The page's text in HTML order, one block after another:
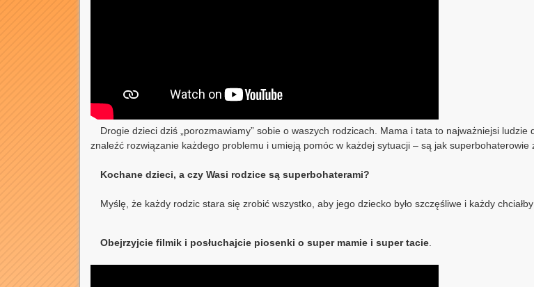
Drogie dzieci dziś „porozmawiamy” sobie o waszych rodzicach. Mama i tata to najważniejsi
znaleźć rozwiązanie każdego problemu i umieją pomóc w każdej sytuacji – są jak superbohaterowie
Kochane dzieci, a czy Wasi rodzice są superbohaterami?
Myślę, że każdy rodzic stara się zrobić wszystko, aby jego dziecko było szczęśliwe i każdy
Obejrzyjcie filmik i posłuchajcie piosenki o super mamie i super tacie